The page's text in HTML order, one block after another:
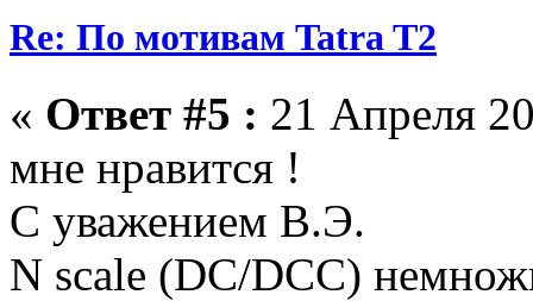
Re: По мотивам Tatra T2
« Ответ #5 : 21 Апреля
мне нравится !
С уважением В.Э.
N scale (DC/DCC)